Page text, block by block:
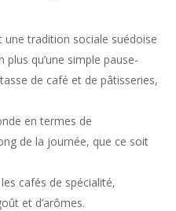
une tradition sociale suédoise
qu’une simple pause-
de café et de pâtisseries,
en termes de
de la journée, que ce soit
cafés de spécialité,
et d’arômes.